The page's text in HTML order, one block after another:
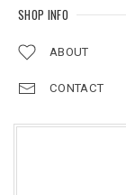
SHOP INFO
ABOUT
CONTACT